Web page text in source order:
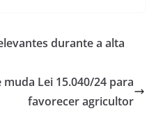
durante a alta
Lei 15.040/24 para
favorecer agricultor